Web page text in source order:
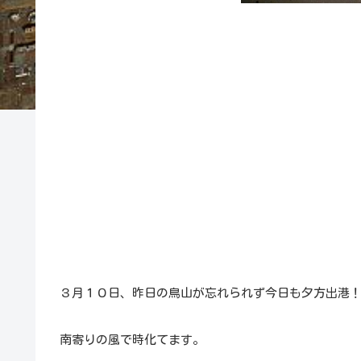
３月１０日、昨日の鳥山が忘れられず今日も夕方出港！
南寄りの風で時化てます。